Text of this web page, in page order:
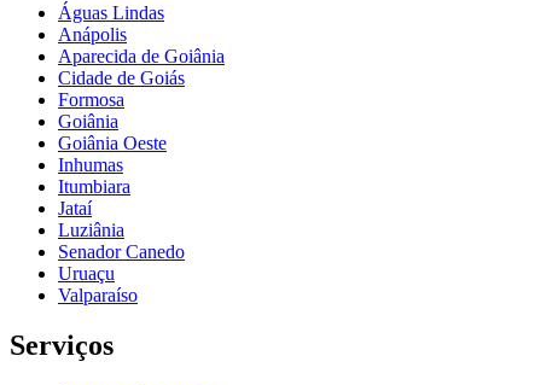
Águas Lindas
Anápolis
Aparecida de Goiânia
Cidade de Goiás
Formosa
Goiânia
Goiânia Oeste
Inhumas
Itumbiara
Jataí
Luziânia
Senador Canedo
Uruaçu
Valparaíso
Serviços